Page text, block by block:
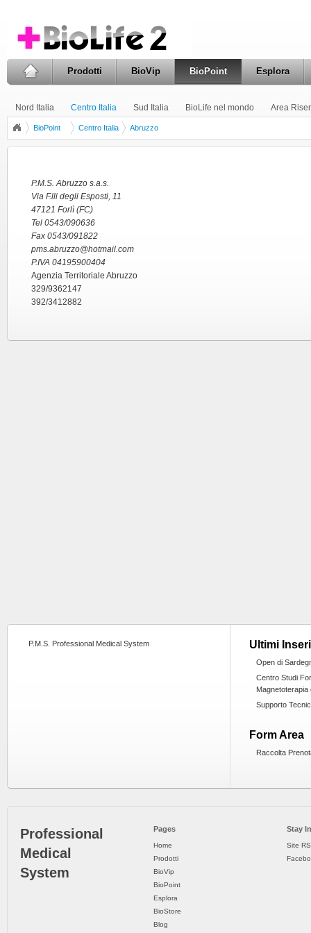
Prodotti BioVip BioPoint Esplora
Nord Italia Centro Italia Sud Italia BioLife nel mondo Area
BioPoint Centro Italia Abruzzo
P.M.S. Abruzzo s.a.s.
Via F.lli degli Esposti, 11
47121 Forlì (FC)
Tel 0543/090636
Fax 0543/091822
pms.abruzzo@hotmail.com
P.IVA 04195900404
Agenzia Territoriale Abruzzo
329/9362147
392/3412882
P.M.S. Professional Medical System Ultimi
Open di
Centro Studi
Magnetoterapia
Supporto
Form Area
Raccolta
Professional
Medical
System
Pages
Home
Prodotti
BioVip
BioPoint
Esplora
BioStore
Blog
Stay
Site